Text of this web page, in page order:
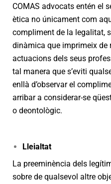
COMAS advocats entén el
ètica no únicament com
compliment de la legalitat,
dinàmica que imprimeix de
actuacions dels seus
tal manera que s’eviti
enllà d’observar el
arribar a considerar-se
o deontològic.
Lleialtat
La preeminència dels
sobre de qualsevol altre